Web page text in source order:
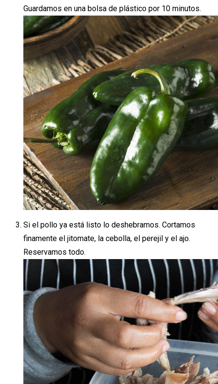
Guardamos en una bolsa de plástico por 10 minutos.
Si el pollo ya está listo lo deshebramos. Cortamos
finamente el jitomate, la cebolla, el perejil y el ajo.
Reservamos todo.